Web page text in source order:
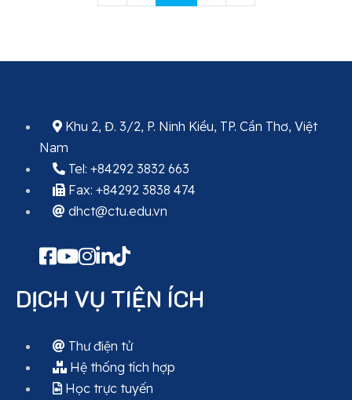
Khu 2, Đ. 3/2, P. Ninh Kiều, TP. Cần Thơ, Việt
Nam
Tel: +84292 3832 663
Fax: +84292 3838 474
dhct@ctu.edu.vn
DỊCH VỤ TIỆN ÍCH
Thư điện tử
Hệ thống tích hợp
Học trực tuyến